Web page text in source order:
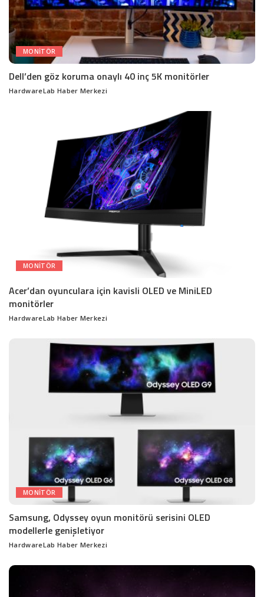
MONITÖR
Dell’den göz koruma onaylı 40 inç 5K monitörler
Posted
HardwareLab Haber Merkezi
MONITÖR
Acer’dan oyunculara için kavisli OLED ve MiniLED
monitörler
Posted
HardwareLab Haber Merkezi
MONITÖR
Samsung, Odyssey oyun monitörü serisini OLED
modellerle genişletiyor
Posted
HardwareLab Haber Merkezi